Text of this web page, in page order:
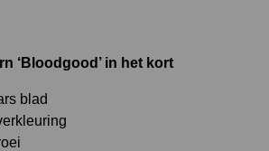
‘Bloodgood’ in het kort
blad